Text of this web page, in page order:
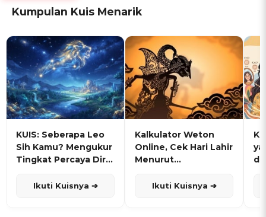
Kumpulan Kuis Menarik
KUIS: Seberapa Leo
Sih Kamu? Mengukur
Tingkat Percaya Diri
Ikuti Kuisnya ➔
Kalkulator Weton
Online, Cek Hari Lahir
Menurut
Ikuti Kuisnya ➔